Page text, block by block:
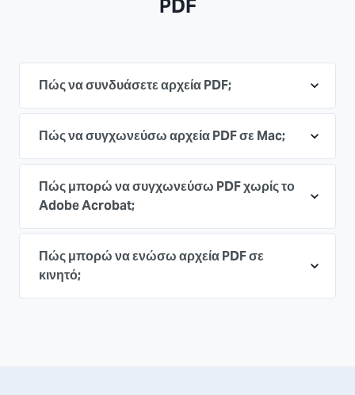
PDF
Πώς να συνδυάσετε αρχεία PDF;
Πώς να συγχωνεύσω αρχεία PDF σε Mac;
Πώς μπορώ να συγχωνεύσω PDF χωρίς το
Adobe Acrobat;
Πώς μπορώ να ενώσω αρχεία PDF σε
κινητό;